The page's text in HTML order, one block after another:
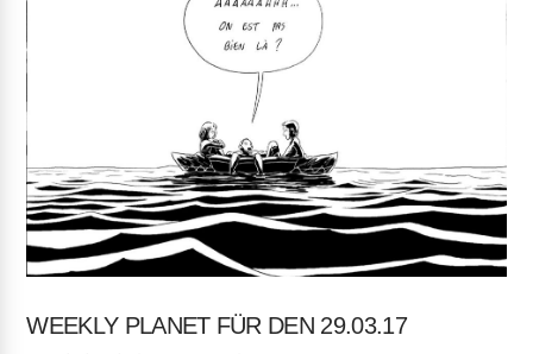
WEEKLY PLANET FÜR DEN 29.03.17